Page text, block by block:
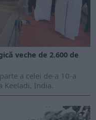
veche de 2.600 de
a celei de-a 10-a
Keeladi, India.